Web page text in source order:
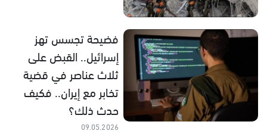
فضيحة تجسس تهز
إسرائيل.. القبض على
ثلاث عناصر في قضية
تخابر مع إيران.. فكيف
حدث ذلك؟
09.05.2026